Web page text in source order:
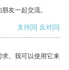
友一起交流。
支持[0] 反对[0]
。我可以使用它来